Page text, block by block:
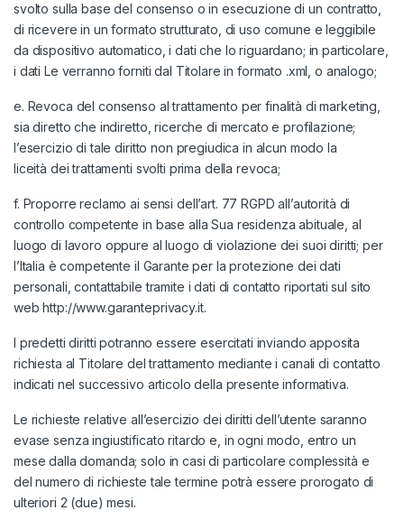
svolto sulla base del consenso o in esecuzione di un contratto,
di ricevere in un formato strutturato, di uso comune e leggibile
da dispositivo automatico, i dati che lo riguardano; in particolare,
i dati Le verranno forniti dal Titolare in formato .xml, o analogo;
e. Revoca del consenso al trattamento per finalità di marketing,
sia diretto che indiretto, ricerche di mercato e profilazione;
l’esercizio di tale diritto non pregiudica in alcun modo la
liceità dei trattamenti svolti prima della revoca;
f. Proporre reclamo ai sensi dell’art. 77 RGPD all’autorità di
controllo competente in base alla Sua residenza abituale, al
luogo di lavoro oppure al luogo di violazione dei suoi diritti; per
l’Italia è competente il Garante per la protezione dei dati
personali, contattabile tramite i dati di contatto riportati sul sito
web http://www.garanteprivacy.it.
I predetti diritti potranno essere esercitati inviando apposita
richiesta al Titolare del trattamento mediante i canali di contatto
indicati nel successivo articolo della presente informativa.
Le richieste relative all’esercizio dei diritti dell’utente saranno
evase senza ingiustificato ritardo e, in ogni modo, entro un
mese dalla domanda; solo in casi di particolare complessità e
del numero di richieste tale termine potrà essere prorogato di
ulteriori 2 (due) mesi.